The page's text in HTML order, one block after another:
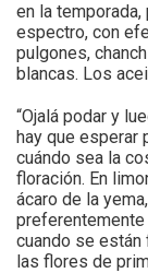
en la
espectro, con
pulgones,
blancas. Los
“Ojalá podar y
hay que esperar
cuándo sea la
floración. En
ácaro de la
cuando se están
las flores de